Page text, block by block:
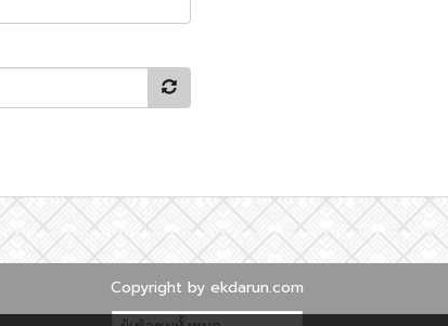
Copyright by ekdarun.com